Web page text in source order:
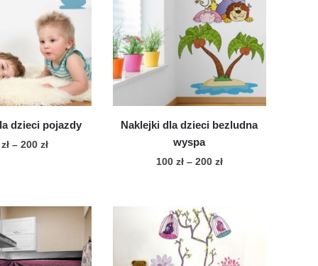
dzieci pojazdy
zł – 200złZakres
do
ma
wiele
wariantów.
Opcje
Naklejki dla dzieci bezludna
wyspa
100 zł – 200 złZakres
do
200 zł
ma
wiele
wariantów.